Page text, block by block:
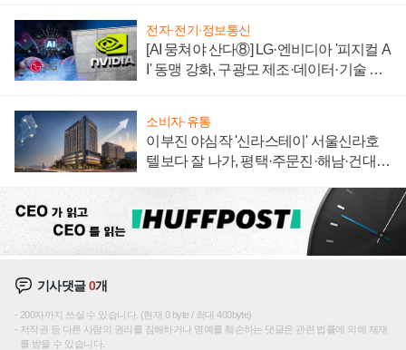
전자·전기·정보통신
[AI 뭉쳐야 산다⑧] LG·엔비디아 '피지컬 A
I' 동맹 강화, 구광모 제조·데이터·기술 결
소비자·유통
이부진 야심작 '신라스테이' 서울신라호
텔보다 잘 나가, 평택·주문진·해남·건대로
기사댓글0개
200자까지 쓰실 수 있습니다. (현재 0 byte / 최대 400byte)
저작권 등 다른 사람의 권리를 침해하거나 명예를 훼손하는 댓글은 관련 법률에 의해 제재
를 받을 수 있습니다.